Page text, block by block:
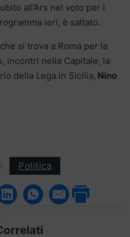
all’Ars nel voto per i
ieri, è saltato.
si trova a Roma per la
incontri nella Capitale, la
della Lega in Sicilia, Nino
Politica